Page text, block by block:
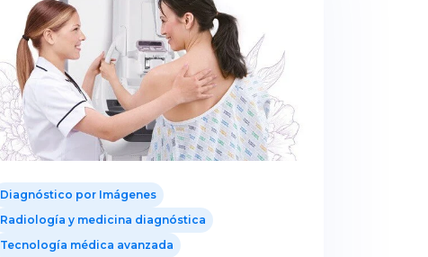
Diagnóstico por Imágenes
Radiología y medicina diagnóstica
Tecnología médica avanzada